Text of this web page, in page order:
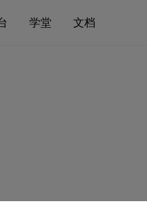
学堂 文档